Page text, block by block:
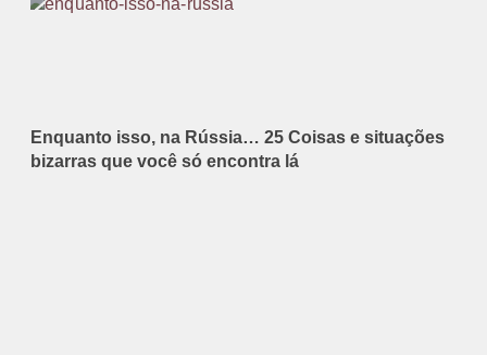
Enquanto isso, na Rússia… 25 Coisas e situações
bizarras que você só encontra lá